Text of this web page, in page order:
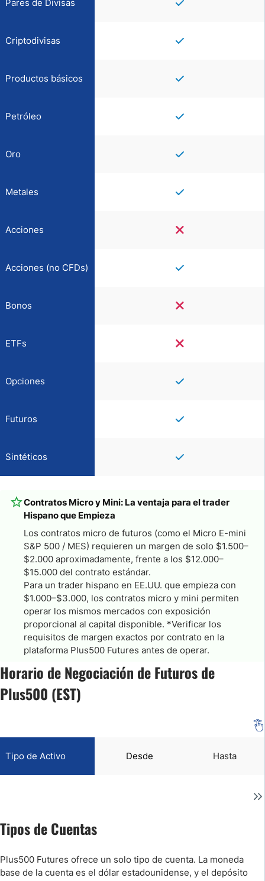
Pares de Divisas
Criptodivisas
Productos básicos
Petróleo
Oro
Metales
Acciones
Acciones (no CFDs)
Bonos
ETFs
Opciones
Futuros
Sintéticos
Contratos Micro y Mini: La ventaja para el trader
Hispano que Empieza
Los contratos micro de futuros (como el Micro E-mini
S&P 500 / MES) requieren un margen de solo $1.500–
$2.000 aproximadamente, frente a los $12.000–
$15.000 del contrato estándar.
Para un trader hispano en EE.UU. que empieza con
$1.000–$3.000, los contratos micro y mini permiten
operar los mismos mercados con exposición
proporcional al capital disponible. *Verificar los
requisitos de margen exactos por contrato en la
plataforma Plus500 Futures antes de operar.
Horario de Negociación de Futuros de
Plus500 (EST)
Tipo de Activo Desde Hasta
Tipos de Cuentas
Plus500 Futures ofrece un solo tipo de cuenta. La moneda
base de la cuenta es el dólar estadounidense, y el depósito